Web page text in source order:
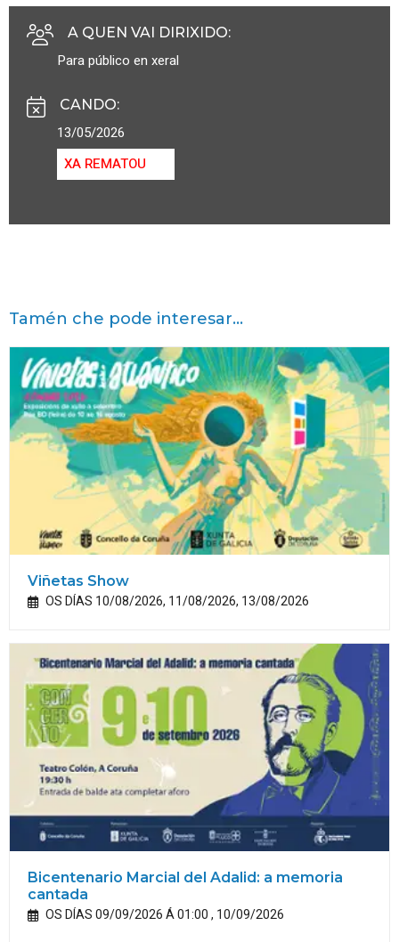
A QUEN VAI DIRIXIDO:
Para público en xeral
CANDO:
13/05/2026
XA REMATOU
Tamén che pode interesar...
Viñetas Show
OS DÍAS 10/08/2026, 11/08/2026, 13/08/2026
Bicentenario Marcial del Adalid: a memoria
cantada
OS DÍAS 09/09/2026 Á 01:00 , 10/09/2026